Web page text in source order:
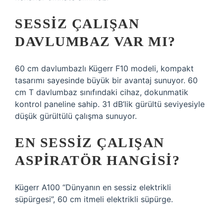
SESSIZ ÇALIŞAN
DAVLUMBAZ VAR MI?
60 cm davlumbazlı Kügerr F10 modeli, kompakt
tasarımı sayesinde büyük bir avantaj sunuyor. 60
cm T davlumbaz sınıfındaki cihaz, dokunmatik
kontrol paneline sahip. 31 dB’lik gürültü seviyesiyle
düşük gürültülü çalışma sunuyor.
EN SESSIZ ÇALIŞAN
ASPIRATÖR HANGISI?
Kügerr A100 “Dünyanın en sessiz elektrikli
süpürgesi”, 60 cm itmeli elektrikli süpürge.